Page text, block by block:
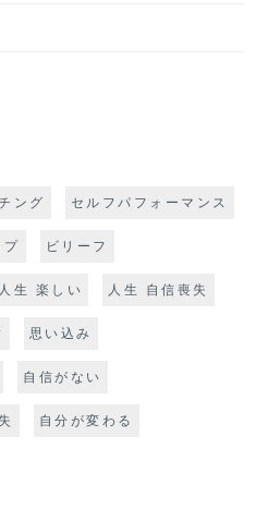
ング セルフパフォーマンス
プ ビリーフ
人生 楽しい 人生 自信喪失
思い込み
自信がない
自分が変わる